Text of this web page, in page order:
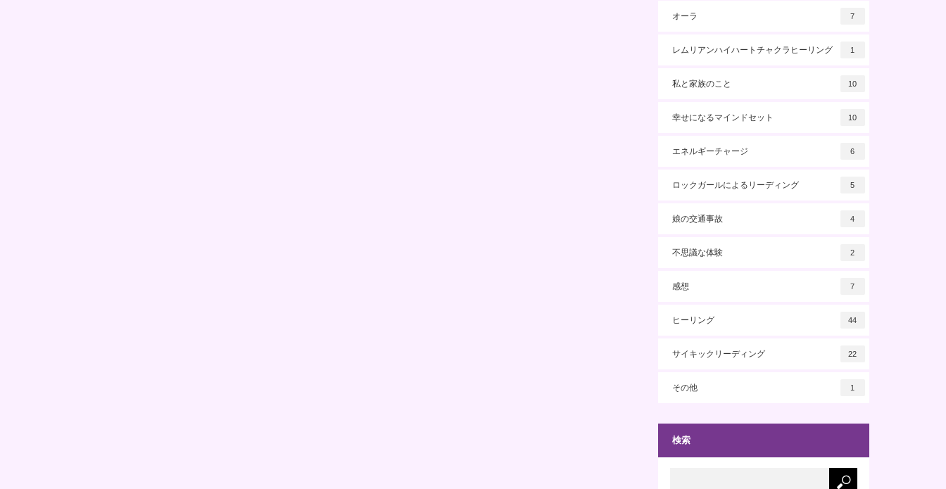
オーラ 7
レムリアンハイハートチャクラヒーリング 1
私と家族のこと 10
幸せになるマインドセット 10
エネルギーチャージ 6
ロックガールによるリーディング 5
娘の交通事故 4
不思議な体験 2
感想 7
ヒーリング 44
サイキックリーディング 22
その他 1
検索